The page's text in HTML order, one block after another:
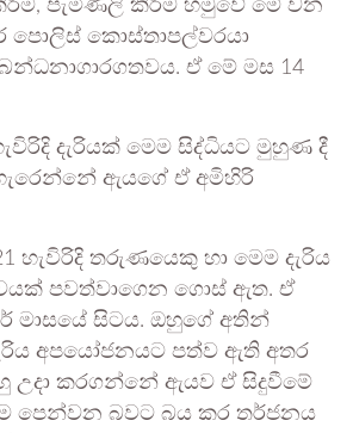
පැමිණිලි කිරීම හමුවේ මේ වන
පොලිස් කොස්තාපල්වරයා
ඒ මේ මස 14
දැරියක් මෙම සිද්ධියට මුහුණ දී
ඇයගේ ඒ අමිහිරි
හැවිරිදි තරුණයෙකු හා මෙම දැරිය
පවත්වාගෙන ගොස් ඇත. ඒ
මාසයේ සිටය. ඔහුගේ අතින්
අපයෝජනයට පත්ව ඇති අතර
උදා කරගන්නේ ඇයව ඒ සිදුවීමේ
පෙන්වන බවට බය කර තර්ජනය